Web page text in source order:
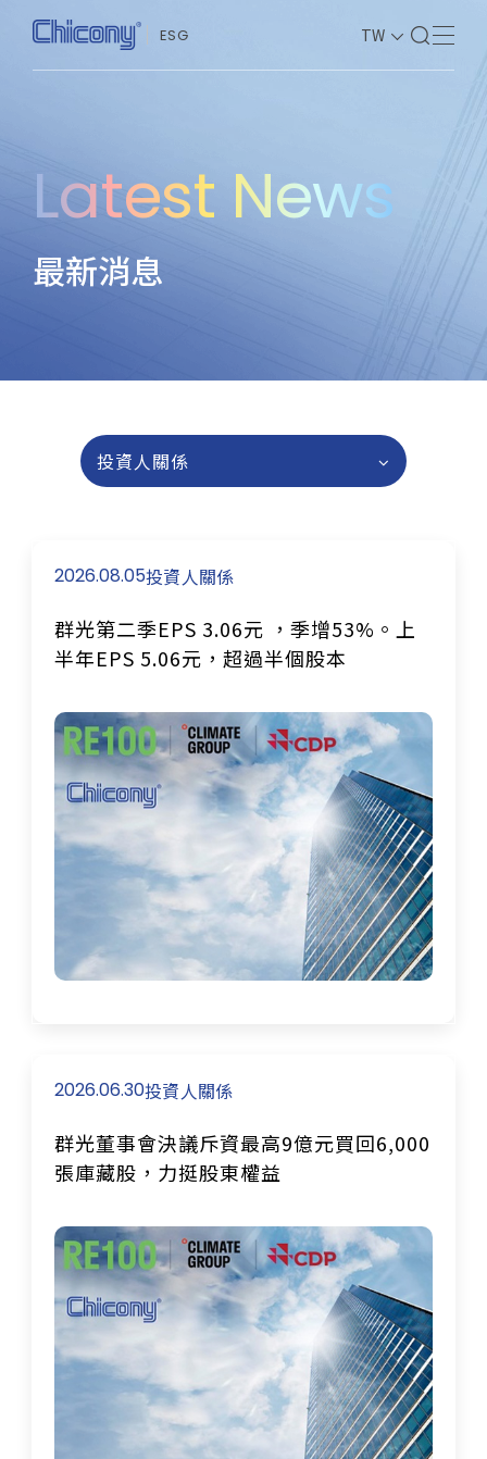
ESG TW
Latest News
最新消息
投資人關係
2026.08.05投資人關係
群光第二季EPS 3.06元 ，季增53%。上
半年EPS 5.06元，超過半個股本
2026.06.30投資人關係
群光董事會決議斥資最高9億元買回6,000
張庫藏股，力挺股東權益
社會共榮
永續價值鏈
241561 台灣新北市三重區光復路二段69
CSR@chicony.com
訂閱電子報
確認送出
利害關係人問卷
永續報告下載